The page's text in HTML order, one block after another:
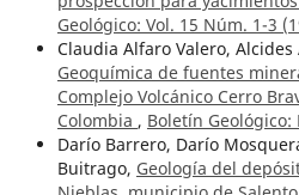
Geológico: Vol. 15 Núm. 1-3
Claudia Alfaro Valero,
Geoquímica de fuentes
Complejo Volcánico Cerro
Colombia , Boletín Geológico:
Darío Barrero, Darío
Buitrago, Geología del